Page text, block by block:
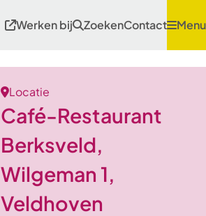
Werken bij ZoekenContact Menu
Locatie
Café-Restaurant
Berksveld,
Wilgeman 1,
Veldhoven